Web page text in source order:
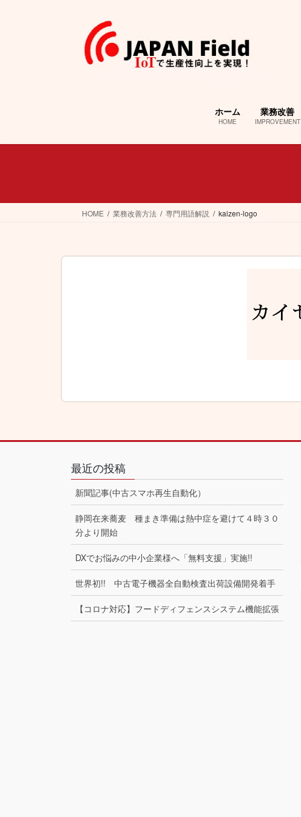
ホーム
HOME
業務改善
IMPROVEMENT
HOME 業務改善方法 専門用語解説 kaizen-logo
最近の投稿
新聞記事(中古スマホ再生自動化）
静岡在来蕎麦 種まき準備は熱中症を避けて４時３０
分より開始
DXでお悩みの中小企業様へ「無料支援」実施!!
世界初!! 中古電子機器全自動検査出荷設備開発着手
【コロナ対応】フードディフェンスシステム機能拡張